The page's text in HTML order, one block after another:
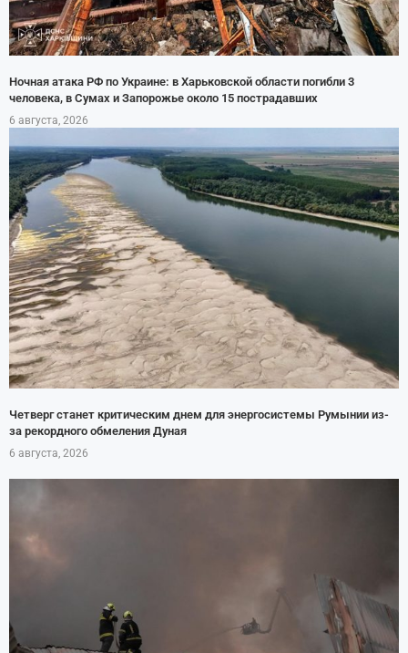
Ночная атака РФ по Украине: в Харьковской области погибли 3
человека, в Сумах и Запорожье около 15 пострадавших
6 августа, 2026
Четверг станет критическим днем для энергосистемы Румынии из-
за рекордного обмеления Дуная
6 августа, 2026